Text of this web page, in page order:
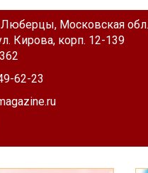
Люберцы, Московская
Кирова, корп. 12-139
62-23